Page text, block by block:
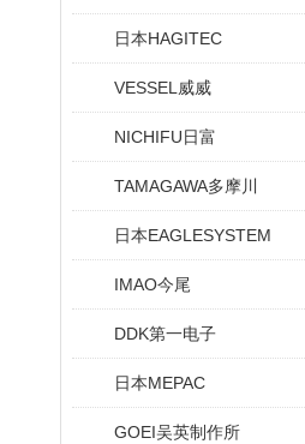
日本HAGITEC
VESSEL威威
NICHIFU日富
TAMAGAWA多摩川
日本EAGLESYSTEM
IMAO今尾
DDK第一电子
日本MEPAC
GOEI吴英制作所